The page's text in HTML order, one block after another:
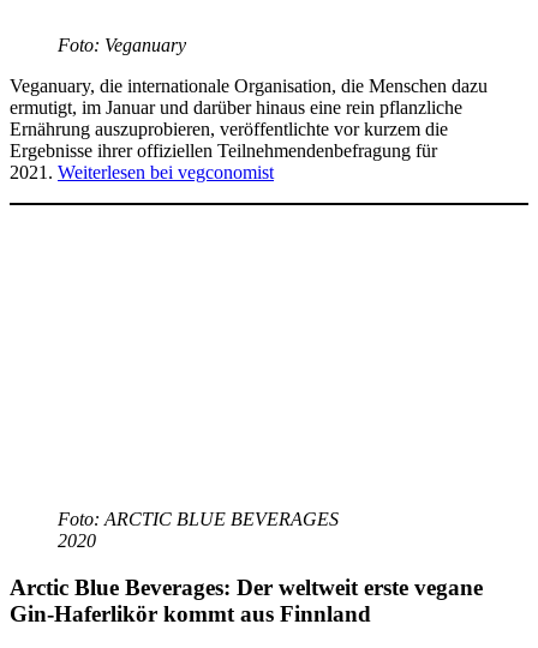
Foto: Veganuary
Veganuary, die internationale Organisation, die Menschen dazu
ermutigt, im Januar und darüber hinaus eine rein pflanzliche
Ernährung auszuprobieren, veröffentlichte vor kurzem die
Ergebnisse ihrer offiziellen Teilnehmendenbefragung für
2021. Weiterlesen bei vegconomist
Foto: ARCTIC BLUE BEVERAGES
2020
Arctic Blue Beverages: Der weltweit erste vegane
Gin-Haferlikör kommt aus Finnland